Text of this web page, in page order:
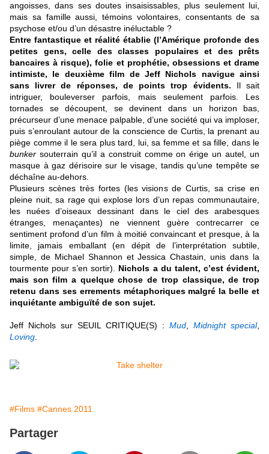
angoisses, dans ses doutes insaisissables, plus seulement lui,
mais sa famille aussi, témoins volontaires, consentants de sa
psychose et/ou d’un désastre inéluctable ?
Entre fantastique et réalité établie (l’Amérique profonde des
petites gens, celle des classes populaires et des prêts
bancaires à risque), folie et prophétie, obsessions et drame
intimiste, le deuxième film de Jeff Nichols navigue ainsi
sans livrer de réponses, de points trop évidents. Il sait
intriguer, bouleverser parfois, mais seulement parfois. Les
tornades se découpent, se devinent dans un horizon bas,
précurseur d’une menace palpable, d’une société qui va imploser,
puis s’enroulant autour de la conscience de Curtis, la prenant au
piège comme il le sera plus tard, lui, sa femme et sa fille, dans le
bunker souterrain qu’il a construit comme on érige un autel, un
masque à gaz dérisoire sur le visage, tandis qu’une tempête se
déchaîne au-dehors.
Plusieurs scènes très fortes (les visions de Curtis, sa crise en
pleine nuit, sa rage qui explose lors d’un repas communautaire,
les nuées d’oiseaux dessinant dans le ciel des arabesques
étranges, menaçantes) ne viennent guère contrecarrer ce
sentiment profond d’un film à moitié convaincant et presque, à la
limite, jamais emballant (en dépit de l’interprétation subtile,
simple, de Michael Shannon et Jessica Chastain, unis dans la
tourmente pour s’en sortir). Nichols a du talent, c’est évident,
mais son film a quelque chose de trop classique, de trop
retenu dans ses errements métaphoriques malgré la belle et
inquiétante ambiguïté de son sujet.
Jeff Nichols sur SEUIL CRITIQUE(S) : Mud Midnight special,
Loving
#Films #Cannes 2011
Partager